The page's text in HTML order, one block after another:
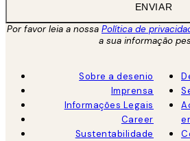
ENVIAR
Por favor leia a nossa Política de
a sua informação
Sobre a desenio
Imprensa
Informações Legais
Career
Sustentabilidade